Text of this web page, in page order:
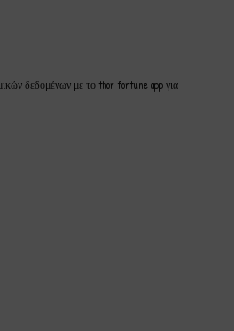
δεδομένων με το thor fortune app για